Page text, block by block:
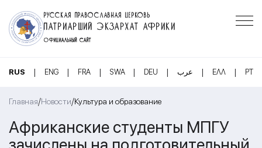
РУССКАЯ ПРАВОСЛАВНАЯ ЦЕРКОВЬ
ПАТРИАРШИЙ ЭКЗАРХАТ АФРИКИ
ОФИЦИАЛЬНЫЙ САЙТ
RUS | ENG | FRA | SWA | DEU | عرب | ΕΛΛ | PT
Главная/Новости/Культура и образование
Африканские студенты МПГУ